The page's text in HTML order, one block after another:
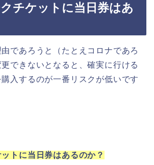
チケットに当日券はあ
であろうと（たとえコロナであろ
できないとなると、確実に行ける
入するのが一番リスクが低いです
トに当日券はあるのか？